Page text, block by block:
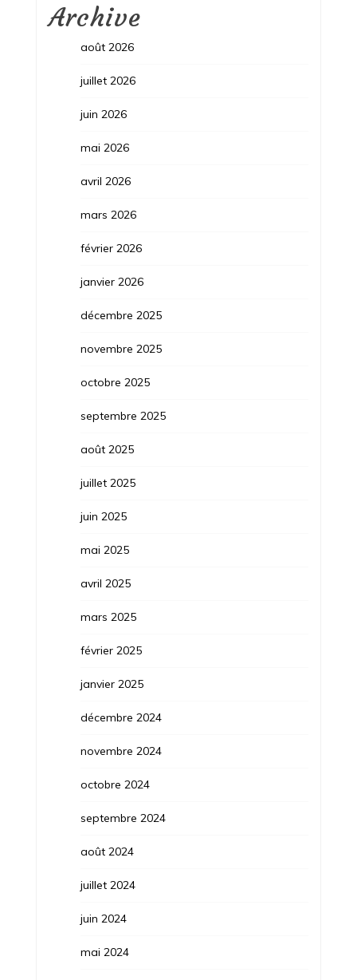
Archive
août 2026
juillet 2026
juin 2026
mai 2026
avril 2026
mars 2026
février 2026
janvier 2026
décembre 2025
novembre 2025
octobre 2025
septembre 2025
août 2025
juillet 2025
juin 2025
mai 2025
avril 2025
mars 2025
février 2025
janvier 2025
décembre 2024
novembre 2024
octobre 2024
septembre 2024
août 2024
juillet 2024
juin 2024
mai 2024